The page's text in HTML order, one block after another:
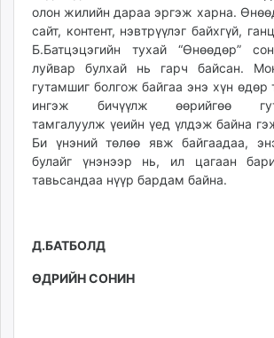
олон жилийн дараа эргэж харна.
сайт, контент, нэвтрүүлэг байхгүй,
Б.Батцэцэгийн тухай “Өнөөдөр”
луйвар булхай нь гарч байсан.
гутамшиг болгож байгаа энэ хүн
ингэж бичүүлж өөрийгөө
тамгалуулж үеийн үед үлдэж байна
Би үнэний төлөө явж байгаадаа,
булайг үнэнээр нь, ил цагаан
тавьсандаа нүүр бардам байна.
Д.БАТБОЛД
ӨДРИЙН СОНИН